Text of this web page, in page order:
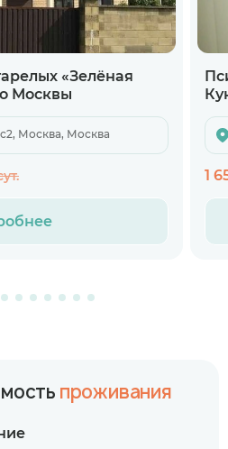
«Зелёная
Москвы
Москва, Москва
1
проживания